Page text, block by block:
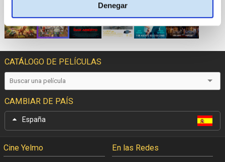
Denegar
CATÁLOGO DE PELÍCULAS
CAMBIAR DE PAÍS
España
Cine Yelmo En las Redes